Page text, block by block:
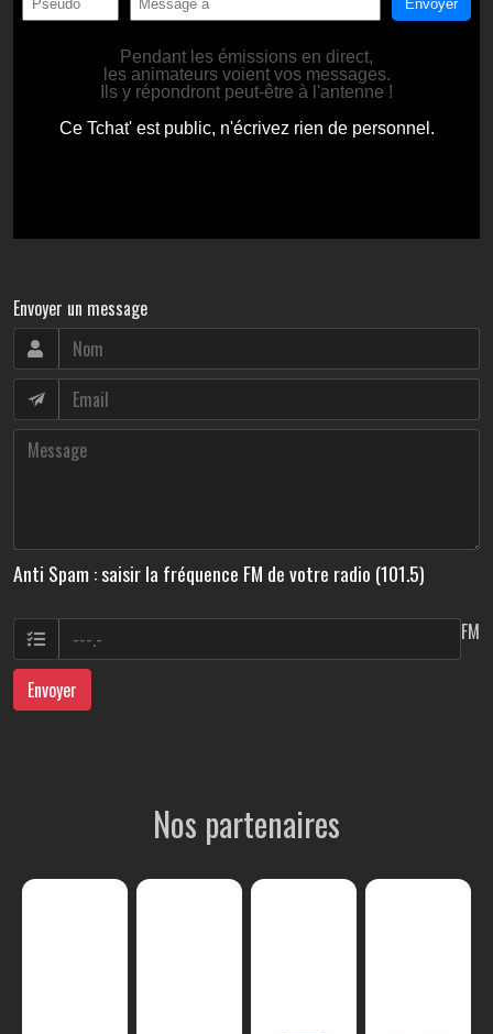
Envoyer un message
Anti Spam : saisir la fréquence FM de votre radio (101.5)
FM
Envoyer
Nos partenaires